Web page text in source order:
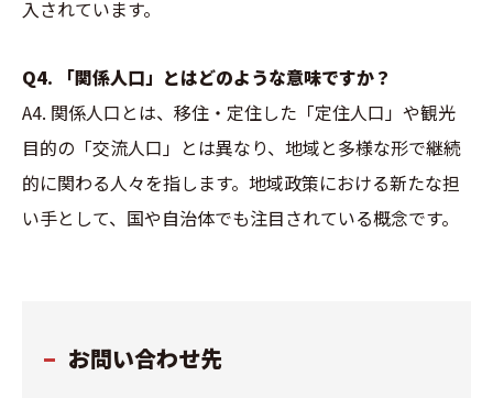
入されています。
Q4. 「関係人口」とはどのような意味ですか？
A4. 関係人口とは、移住・定住した「定住人口」や観光
目的の「交流人口」とは異なり、地域と多様な形で継続
的に関わる人々を指します。地域政策における新たな担
い手として、国や自治体でも注目されている概念です。
お問い合わせ先